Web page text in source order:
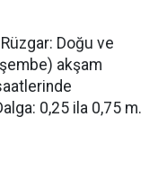
Doğu ve
akşam
0,25 ila 0,75 m.